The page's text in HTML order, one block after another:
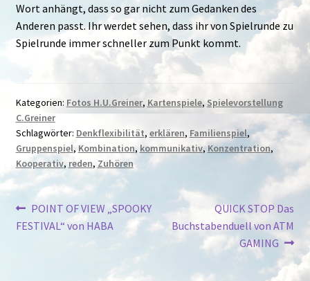
Wort anhängt, dass so gar nicht zum Gedanken des
Anderen passt. Ihr werdet sehen, dass ihr von Spielrunde zu
Spielrunde immer schneller zum Punkt kommt.
Kategorien: Fotos H.U.Greiner, Kartenspiele, Spielevorstellung
C.Greiner
Schlagwörter: Denkflexibilität, erklären, Familienspiel,
Gruppenspiel, Kombination, kommunikativ,Konzentration,
Kooperativ,reden, Zuhören
Beitragsnavigation
Vorheriger
Beitrag:
POINT OF VIEW „SPOOKY
FESTIVAL“ von HABA
Nächster
Beitrag:
QUICK STOP Das
Buchstabenduell von ATM
GAMING